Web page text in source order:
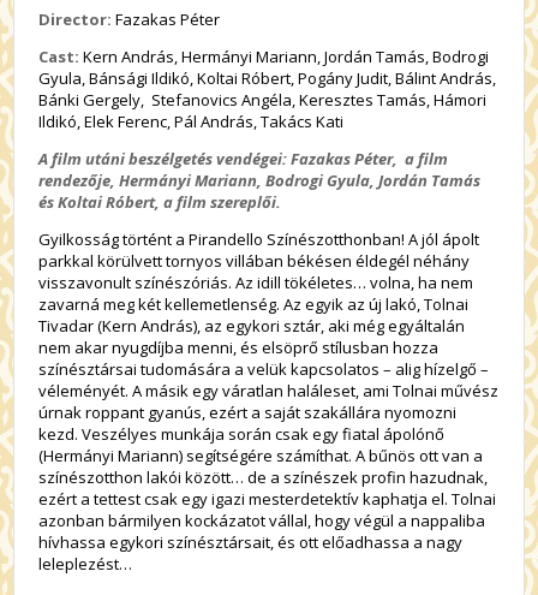
Director: Fazakas Péter
Cast: Kern András, Hermányi Mariann, Jordán Tamás, Bodrogi
Gyula, Bánsági Ildikó, Koltai Róbert, Pogány Judit, Bálint András,
Bánki Gergely, Stefanovics Angéla, Keresztes Tamás, Hámori
Ildikó, Elek Ferenc, Pál András, Takács Kati
A film utáni beszélgetés vendégei:Fazakas Péter, afilm
rendezője, Hermányi Mariann,Bodrogi Gyula, Jordán Tamás
és Koltai Róbert, a film szereplői.
Gyilkosság történt a Pirandello Színészotthonban! A jól ápolt
parkkal körülvett tornyos villában békésen éldegél néhány
visszavonult színészóriás. Az idill tökéletes… volna, ha nem
zavarná meg két kellemetlenség. Az egyik az új lakó, Tolnai
Tivadar (Kern András), az egykori sztár, aki még egyáltalán
nem akar nyugdíjba menni, és elsöprő stílusban hozza
színésztársai tudomására a velük kapcsolatos – alig hízelgő –
véleményét. A másik egy váratlan haláleset, ami Tolnai művész
úrnak roppant gyanús, ezért a saját szakállára nyomozni
kezd. Veszélyes munkája során csak egy fiatal ápolónő
(Hermányi Mariann) segítségére számíthat. A bűnös ott van a
színészotthon lakói között… de a színészek profin hazudnak,
ezért a tettest csak egy igazi mesterdetektív kaphatja el. Tolnai
azonban bármilyen kockázatot vállal, hogy végül a nappaliba
hívhassa egykori színésztársait, és ott előadhassa a nagy
leleplezést…